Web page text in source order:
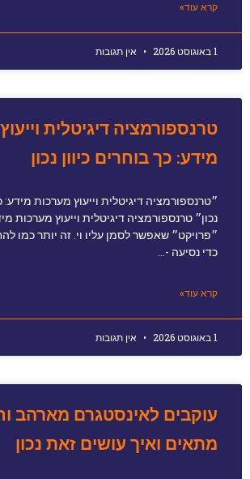
קרא עוד»
1 באוגוסט 2026 אין תגובות
טרנספורמציה דיגיטלית
מידע: כך בוחרים כיוון נכון
״טרנספורמציה דיגיטלית וייעוץ מערכות מידע:
נכון״ טרנספורמציה דיגיטלית וייעוץ מערכות
״פרויקט״ שאפשר לסמן עליו וי. זה יותר כמו
כדי נסיעה -…
קרא עוד»
1 באוגוסט 2026 אין תגובות
עוקבים לאינסטגרם מארהב
מתאים ואיך עושים זאת נכון